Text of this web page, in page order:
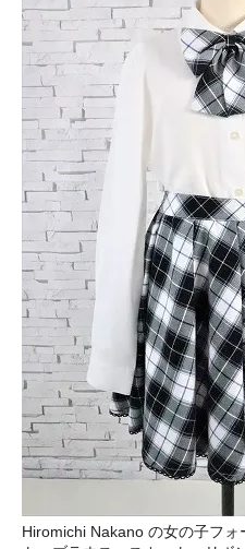
Hiromichi Nakano の女の子フ